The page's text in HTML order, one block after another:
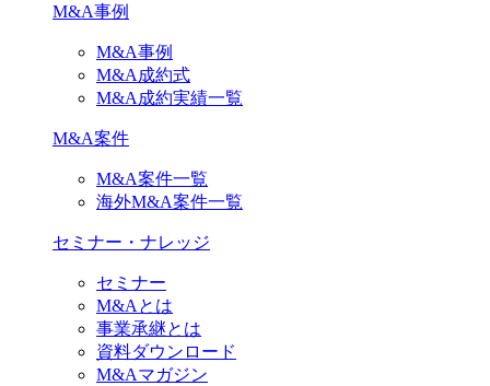
M&A事例
M&A事例
M&A成約式
M&A成約実績一覧
M&A案件
M&A案件一覧
海外M&A案件一覧
セミナー・ナレッジ
セミナー
M&Aとは
事業承継とは
資料ダウンロード
M&Aマガジン